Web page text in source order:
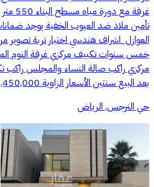
غرفة مع
تأمين ملاذ ‏ضد العيوب الخفية ‏يوجد
العوازل ‏ اشراف هندسي ‏اختبار تربة ‏تصوير
خمس سنوات ‏تكييف مركزي غرفة النوم
مركزي راكب ‏صالة النساء والمجلس
بعد البيع سنتين ‏الأسعار ‏الزاوية 3,450,000 ‏ الشارع الواحد ‏3,300,000
حي النرجس, الرياض